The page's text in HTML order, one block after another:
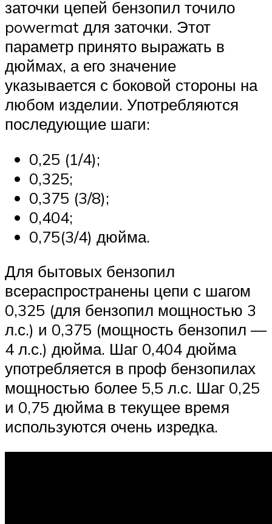
заточки цепей бензопил точило
powermat для заточки. Этот
параметр принято выражать в
дюймах, а его значение
указывается с боковой стороны на
любом изделии. Употребляются
последующие шаги:
0,25 (1/4);
0,325;
0,375 (3/8);
0,404;
0,75(3/4) дюйма.
Для бытовых бензопил
всераспространены цепи с шагом
0,325 (для бензопил мощностью 3
л.с.) и 0,375 (мощность бензопил —
4 л.с.) дюйма. Шаг 0,404 дюйма
употребляется в проф бензопилах
мощностью более 5,5 л.с. Шаг 0,25
и 0,75 дюйма в текущее время
используются очень изредка.